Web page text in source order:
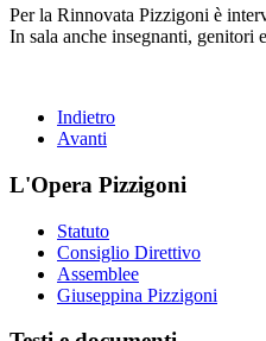
Per la Rinnovata Pizzigoni è
In sala anche insegnanti, genitori
Indietro
Avanti
L'Opera Pizzigoni
Statuto
Consiglio Direttivo
Assemblee
Giuseppina Pizzigoni